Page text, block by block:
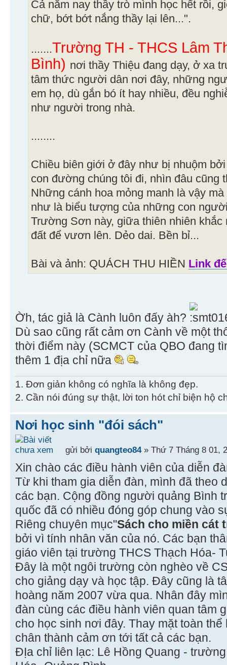
Cả năm nay thầy trò mình học hết rồi,
chữ, bớt bớt nắng thầy lại lên...".
.......Trường TH - THCS Lâm
Bình) nơi thầy Thiệu đang dạy, ở xa
tâm thức người dân nơi đây, những
em họ, dù gắn bó ít hay nhiều, đều
như người trong nhà.
........
Chiều biên giới ở đây như bị nhuộm
con đường chúng tôi đi, nhìn đâu cũng
Những cánh hoa mỏng manh là vậy
như là biểu tượng của những con
Trường Sơn này, giữa thiên nhiên khắc
đất để vươn lên. Dẻo dai. Bền bỉ...
Bài và ảnh: QUÁCH THU HIỀN Link
Ờh, tác giả là Cành luôn đấy àh?
Dù sao cũng rất cảm ơn Cành về một
thời điểm này (SCMCT của QBO đang
thêm 1 địa chỉ nữa
1. Đơn giản không có nghĩa là không đẹp.
2. Cần nói đúng sự thật, lời ton hót chỉ biện hộ
Nơi học sinh "đói sách"
gửi bởi quangteo84» Thứ 7 Tháng 8 01,
Xin chào các điều hành viên của diễn
Từ khi tham gia diễn đàn, mình đã theo
các bạn. Cộng đồng người quảng Bình
quốc đã có nhiều đóng góp chung vào
Riêng chuyên mục"Sách cho miền cát
bởi vì tính nhân văn của nó. Các bạn
giáo viên tại trường THCS Thạch Hóa-
Đây là một ngôi trường còn nghèo về
cho giảng dạy và học tập. Đây cũng là
hoàng năm 2007 vừa qua. Nhân đây
đàn cùng các điều hành viên quan tâm
cho học sinh nơi đây. Thay mặt toàn
chân thành cảm ơn tới tất cả các bạn.
ĐỊa chỉ liên lạc: Lê Hồng Quang -